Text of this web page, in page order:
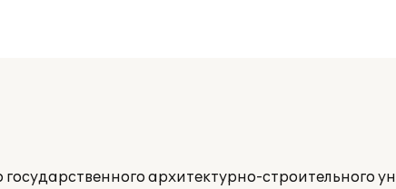
архитектурно-строительного